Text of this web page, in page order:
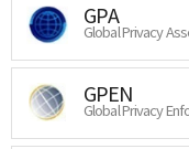
GPA
Global Privacy
GPEN
Global Privacy